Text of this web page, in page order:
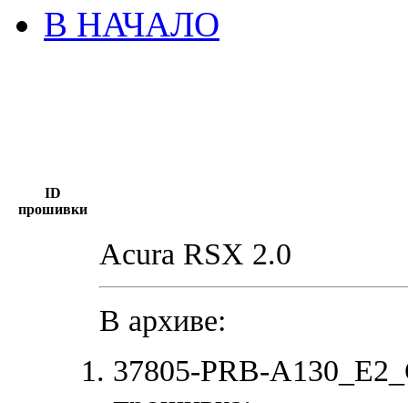
В НАЧАЛО
ID
прошивки
Acura RSX 2.0
В архиве:
37805-PRB-